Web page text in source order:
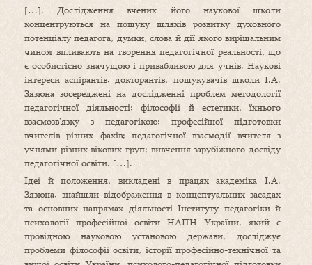
[…]. Дослідження вчених його наукової школи
концентруються на пошуку шляхів розвитку духовного
потенціалу педагога, думки, слова й дії якого вирішальним
чином впливають на творення педагогічної реальності, що
є особистісно значущою і привабливою для учнів. Наукові
інтереси аспірантів, докторантів, пошукувачів школи І.А.
Зязюна зосереджені на дослідженні проблем методології
педагогічної діяльності; філософії й естетики, їхнього
взаємозв’язку з педагогікою; професійної підготовки
вчителів різних фахів; педагогічної взаємодії вчителя з
учнями різних вікових груп; вивчення зарубіжного досвіду
педагогічної освіти. […].
Ідеї й положення, викладені в працях академіка І.А.
Зязюна, знайшли відображення в концептуальних засадах
та основних напрямах діяльності Інституту педагогіки й
психології професійної освіти НАПН України, який є
провідною науковою установою держави, досліджує
проблеми філософії освіти, історії професійно-технічної та